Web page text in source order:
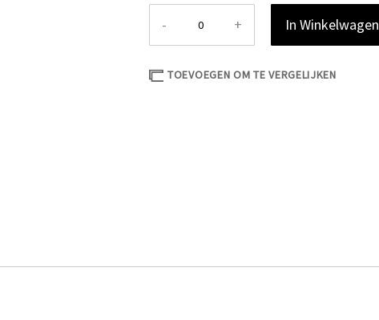
- + In Winkelwagen
TOEVOEGEN OM TE VERGELIJKEN